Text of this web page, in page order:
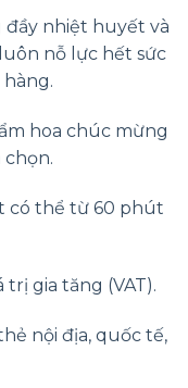
nhiệt huyết và
nỗ lực hết sức
hoa chúc mừng
có thể từ 60 phút
gia tăng (VAT).
nội địa, quốc tế,